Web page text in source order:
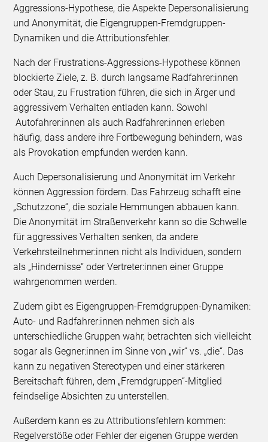
Aggressions-Hypothese, die Aspekte Depersonalisierung
und Anonymität, die Eigengruppen-Fremdgruppen-
Dynamiken und die Attributionsfehler.
Nach der Frustrations-Aggressions-Hypothese können
blockierte Ziele, z. B. durch langsame Radfahrer:innen
oder Stau, zu Frustration führen, die sich in Ärger und
aggressivem Verhalten entladen kann. Sowohl
Autofahrer:innen als auch Radfahrer:innen erleben
häufig, dass andere ihre Fortbewegung behindern, was
als Provokation empfunden werden kann.
Auch Depersonalisierung und Anonymität im Verkehr
können Aggression fördern. Das Fahrzeug schafft eine
„Schutzzone“, die soziale Hemmungen abbauen kann.
Die Anonymität im Straßenverkehr kann so die Schwelle
für aggressives Verhalten senken, da andere
Verkehrsteilnehmer:innen nicht als Individuen, sondern
als „Hindernisse“ oder Vertreter:innen einer Gruppe
wahrgenommen werden.
Zudem gibt es Eigengruppen-Fremdgruppen-Dynamiken:
Auto- und Radfahrer:innen nehmen sich als
unterschiedliche Gruppen wahr, betrachten sich vielleicht
sogar als Gegner:innen im Sinne von „wir“ vs. „die“. Das
kann zu negativen Stereotypen und einer stärkeren
Bereitschaft führen, dem „Fremdgruppen“-Mitglied
feindselige Absichten zu unterstellen.
Außerdem kann es zu Attributionsfehlern kommen:
Regelverstöße oder Fehler der eigenen Gruppe werden